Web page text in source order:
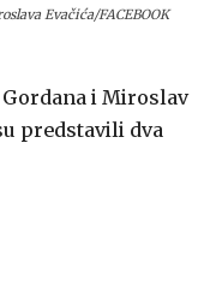
Evačića/FACEBOOK
i Miroslav
predstavili dva